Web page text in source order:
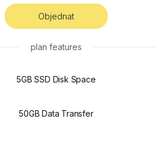
Objednat
plan features
5GB SSD Disk Space
50GB Data Transfer